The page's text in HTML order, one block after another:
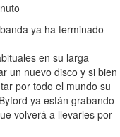
ya ha terminado
en su larga
un nuevo disco y si bien
por todo el mundo su
ya están grabando
volverá a llevarles por